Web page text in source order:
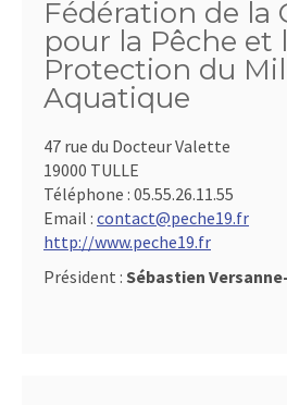
Fédération de la
pour la Pêche et
Protection du
Aquatique
47 rue du Docteur Valette
19000 TULLE
Téléphone : 05.55.26.11.55
Email : contact@peche19.fr
http://www.peche19.fr
Président : Sébastien